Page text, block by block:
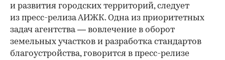
и развития городских территорий, следует
из пресс-релиза АИЖК. Одна из приоритетных
задач агентства — вовлечение в оборот
земельных участков и разработка стандартов
благоустройства, говорится в пресс-релизе